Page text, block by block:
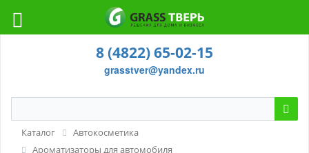
8 (4822) 65-02-15
grasstver@yandex.ru
Каталог
Автокосметика
Ароматизаторы для автомобиля